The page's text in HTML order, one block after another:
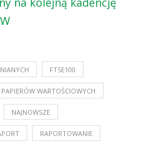
FTSE100
WARTOŚCIOWYCH
NAJNOWSZE
RAPORTOWANIE